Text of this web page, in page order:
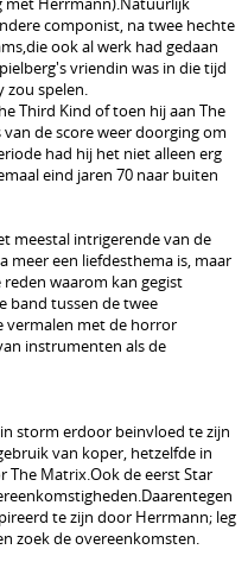
componist, na twee hechte
ook al werk had gedaan
vriendin was in die tijd
zou spelen.
Third Kind of toen hij aan The
de score weer doorging om
had hij het niet alleen erg
eind jaren 70 naar buiten
meestal intrigerende van de
een liefdesthema is, maar
waarom kan gegist
band tussen de twee
vermalen met de horror
instrumenten als de
storm erdoor beinvloed te zijn
van koper, hetzelfde in
The Matrix.Ook de eerst Star
te zijn door Herrmann; leg
zoek de overeenkomsten.